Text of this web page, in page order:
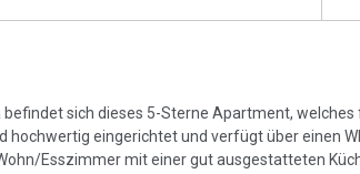
sich dieses 5-Sterne Apartment,
eingerichtet und verfügt über einen
Esszimmer mit einer gut ausgestatteten